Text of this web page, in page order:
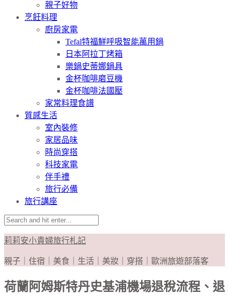
親子好物
烹飪料理
廚房家電
Tefal特福鮮呼吸智能萬用鍋
日本阿拉丁烤箱
樂鍋史蒂娜鍋具
金杯咖啡磨豆機
金杯咖啡法國壓
家常料理食譜
質感生活
室內裝修
家居品味
時尚穿搭
科技家電
伴手禮
旅行必備
旅行講座
莉莉安小貴婦旅行札記
親子｜住宿｜美食｜生活｜美妝｜穿搭｜歐洲旅遊部落客
荷蘭阿姆斯特丹史基浦機場退稅流程、退